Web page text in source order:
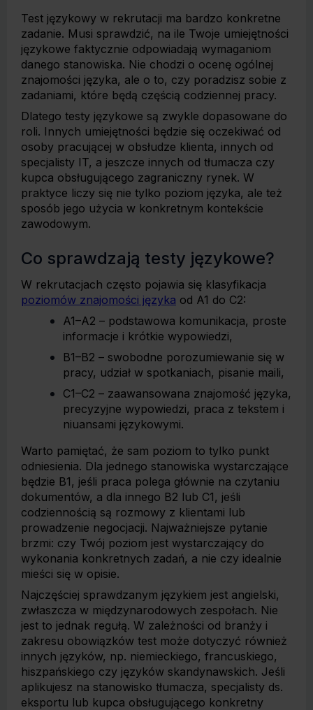
Test językowy w rekrutacji ma bardzo konkretne
zadanie. Musi sprawdzić, na ile Twoje umiejętności
językowe faktycznie odpowiadają wymaganiom
danego stanowiska. Nie chodzi o ocenę ogólnej
znajomości języka, ale o to, czy poradzisz sobie z
zadaniami, które będą częścią codziennej pracy.
Dlatego testy językowe są zwykle dopasowane do
roli. Innych umiejętności będzie się oczekiwać od
osoby pracującej w obsłudze klienta, innych od
specjalisty IT, a jeszcze innych od tłumacza czy
kupca obsługującego zagraniczny rynek. W
praktyce liczy się nie tylko poziom języka, ale też
sposób jego użycia w konkretnym kontekście
zawodowym.
Co sprawdzają testy językowe?
W rekrutacjach często pojawia się klasyfikacja
poziomów znajomości języka od A1 do C2:
A1–A2 – podstawowa komunikacja, proste
informacje i krótkie wypowiedzi,
B1–B2 – swobodne porozumiewanie się w
pracy, udział w spotkaniach, pisanie maili,
C1–C2 – zaawansowana znajomość języka,
precyzyjne wypowiedzi, praca z tekstem i
niuansami językowymi.
Warto pamiętać, że sam poziom to tylko punkt
odniesienia. Dla jednego stanowiska wystarczające
będzie B1, jeśli praca polega głównie na czytaniu
dokumentów, a dla innego B2 lub C1, jeśli
codziennością są rozmowy z klientami lub
prowadzenie negocjacji. Najważniejsze pytanie
brzmi: czy Twój poziom jest wystarczający do
wykonania konkretnych zadań, a nie czy idealnie
mieści się w opisie.
Najczęściej sprawdzanym językiem jest angielski,
zwłaszcza w międzynarodowych zespołach. Nie
jest to jednak regułą. W zależności od branży i
zakresu obowiązków test może dotyczyć również
innych języków, np. niemieckiego, francuskiego,
hiszpańskiego czy języków skandynawskich. Jeśli
aplikujesz na stanowisko tłumacza, specjalisty ds.
eksportu lub kupca obsługującego konkretny